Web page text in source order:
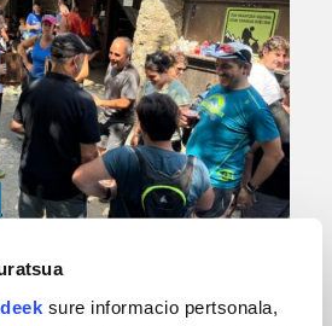
sure informacio pertsonala,